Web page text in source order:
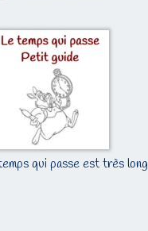
qui passe est très